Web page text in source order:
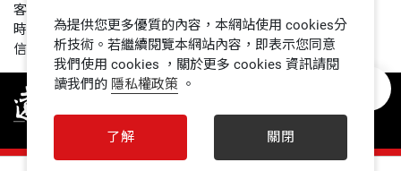
領導影響力學院
1號課堂
客服專線：+886 2 2662-0012
時間：週一~週五9:00~12:30;13:30~17:00
信箱：service@cwgv.com.tw
為提供您更多優質的內容，本網站使用 cookies分
析技術。若繼續閱覽本網站內容，即表示您同意
我們使用 cookies ，關於更多 cookies 資訊請閱
讀我們的 隱私權政策 。
了解 關閉